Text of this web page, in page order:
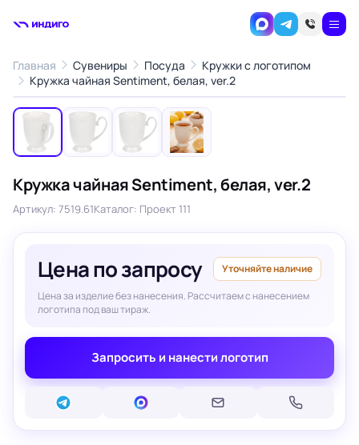
Главная Сувениры Посуда
Кружки с логотипом
Кружка чайная Sentiment, белая, ver.2
‹ ›
Кружка чайная Sentiment, белая, ver.2
Артикул: 7519.61Каталог: Проект 111
Цена по запросу Уточняйте наличие
Цена за изделие без нанесения. Рассчитаем с нанесением
логотипа под ваш тираж.
Запросить и нанести логотип